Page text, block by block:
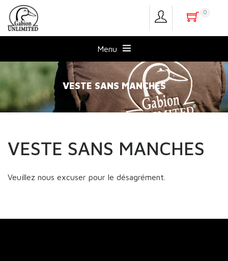
0
Menu
VESTE SANS MANCHES
VESTE SANS MANCHES
Veuillez nous excuser pour le désagrément.